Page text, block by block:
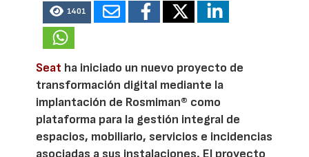
1401
Seat ha iniciado un nuevo proyecto de
transformación digital mediante la
implantación de Rosmiman® como
plataforma para la gestión integral de
espacios, mobiliario, servicios e incidencias
asociadas a sus instalaciones. El proyecto